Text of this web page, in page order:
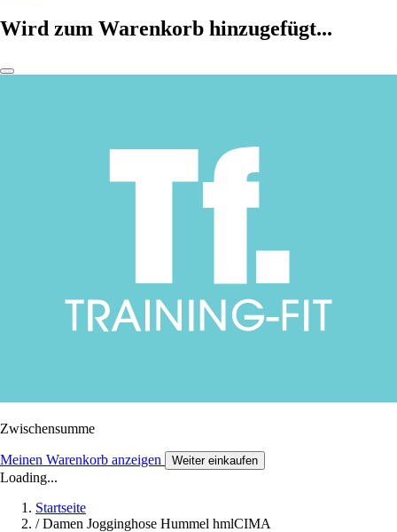
Wird zum Warenkorb hinzugefügt...
Zwischensumme
Meinen Warenkorb anzeigen Weiter einkaufen
Loading...
Startseite
/ Damen Jogginghose Hummel hmlCIMA